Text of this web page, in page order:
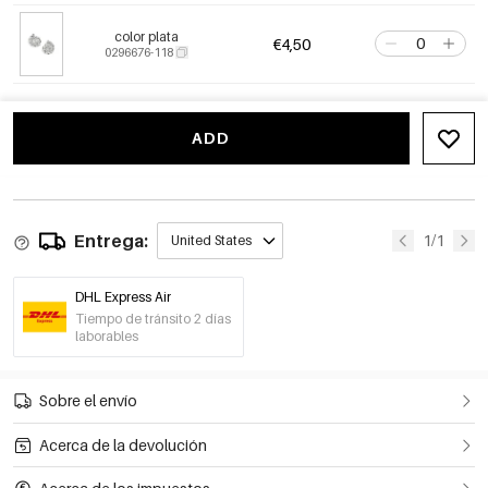
color plata
0296676-118 €4,50
ADD
Entrega: United States 1/1
DHL Express Air
Tiempo de tránsito 2 días
laborables
Sobre el envío
Acerca de la devolución